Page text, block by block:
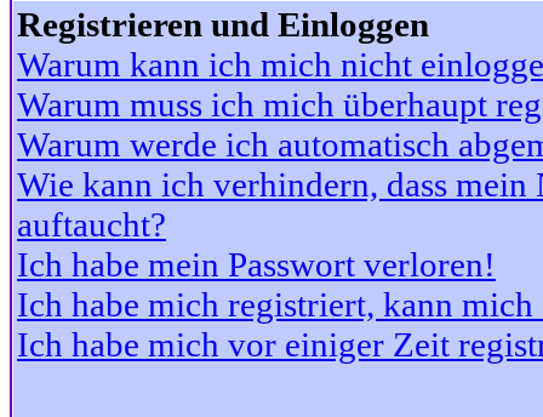
Registrieren und Einloggen
Warum kann ich mich nicht
Warum muss ich mich überhaupt
Warum werde ich automatisch
Wie kann ich verhindern, dass
auftaucht?
Ich habe mein Passwort verloren!
Ich habe mich registriert, kann
Ich habe mich vor einiger Zeit